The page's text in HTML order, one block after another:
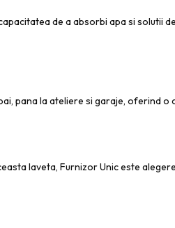
de a absorbi apa si solutii
pana la ateliere si garaje, oferind
laveta, Furnizor Unic este